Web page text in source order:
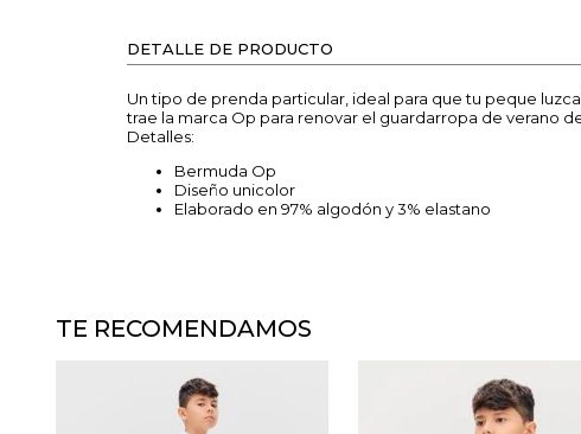
DETALLE DE PRODUCTO
Un tipo de prenda particular, ideal para que tu peque
trae la marca Op para renovar el guardarropa de verano
Detalles:
Bermuda Op
Diseño unicolor
Elaborado en 97% algodón y 3% elastano
TE RECOMENDAMOS